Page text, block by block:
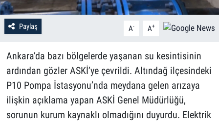
Paylaş A- A+
Ankara’da bazı bölgelerde yaşanan su kesintisinin
ardından gözler ASKİ’ye çevrildi. Altındağ ilçesindeki
P10 Pompa İstasyonu’nda meydana gelen arızaya
ilişkin açıklama yapan ASKİ Genel Müdürlüğü,
sorunun kurum kaynaklı olmadığını duyurdu. Elektrik